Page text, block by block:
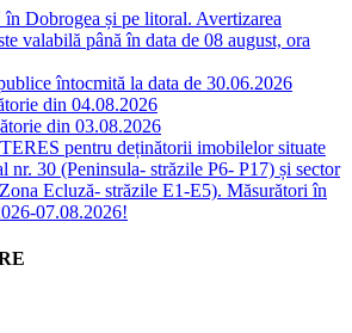
Dobrogea și pe litoral. Avertizarea
valabilă până în data de 08 august, ora
întocmită la data de 30.06.2026
din 04.08.2026
din 03.08.2026
pentru deținătorii imobilelor situate
nr. 30 (Peninsula- străzile P6- P17) și sector
Ecluză- străzile E1-E5). Măsurători în
07.08.2026!